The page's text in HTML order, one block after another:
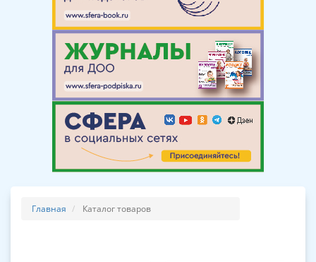
Главная Каталог товаров